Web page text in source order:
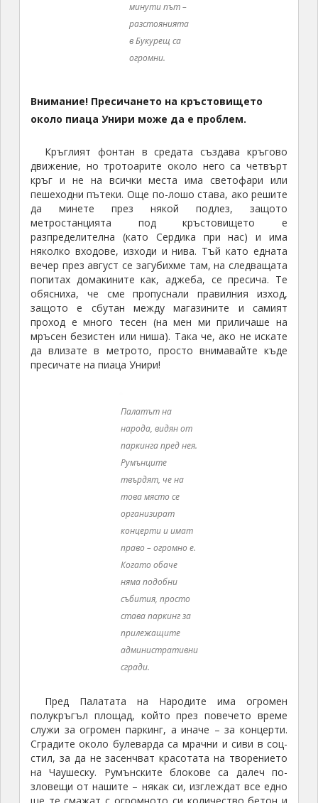
в Букурещ са
огромни.
Пресичането на кръстовището
Кръглият фонтан в средата създава кръгово
кръг и не на всички места има светофари или
пешеходни пътеки. Още по-лошо става, ако решите
да минете през някой подлез, защото
метростанцията под кръстовището е
разпределителна (като Сердика при нас) и има
няколко входове, изходи и нива. Тъй като едната
вечер през август се загубихме там, на следващата
попитах домакините как, аджеба, се пресича. Те
обясниха, че сме пропуснали правилния изход,
защото е сбутан между магазините и самият
проход е много тесен (на мен ми приличаше на
мръсен безистен или ниша). Така че, ако не искате
да влизате в метрото, просто внимавайте къде
пресичате на пиаца Унири!
паркинга пред нея.
Румънците
твърдят, че на
това място се
организират
концерти и имат
право – огромно е.
Когато обаче
няма подобни
събития, просто
става паркинг за
прилежащите
административни
сгради.
Пред Палатата на Народите има огромен
служи за огромен паркинг, а иначе – за концерти.
Сградите около булеварда са мрачни и сиви в соц-
стил, за да не засенчват красотата на творението
на Чаушеску. Румънските блокове са далеч по-
зловещи от нашите – някак си, изглеждат все едно
ще те смажат с огромното си количество бетон и
странните си форми. Букурещ на Чаушеску е бил
един сив, мрачен и негостоприемен град.